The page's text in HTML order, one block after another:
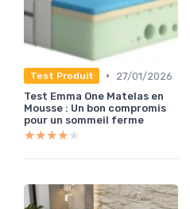
Test Produit •
27/01/2026
Test Emma One Matelas en
Mousse : Un bon compromis
pour un sommeil ferme
★★★★★
★★★★★